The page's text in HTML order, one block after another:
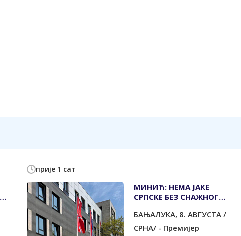
прије 1 сат
МИНИЋ: НЕМА ЈАКЕ
СРПСКЕ БЕЗ СНАЖНОГ
КУЛТУРЕ
БАЊАЛУКА, 8. АВГУСТА /
СРНА/ - Премијер